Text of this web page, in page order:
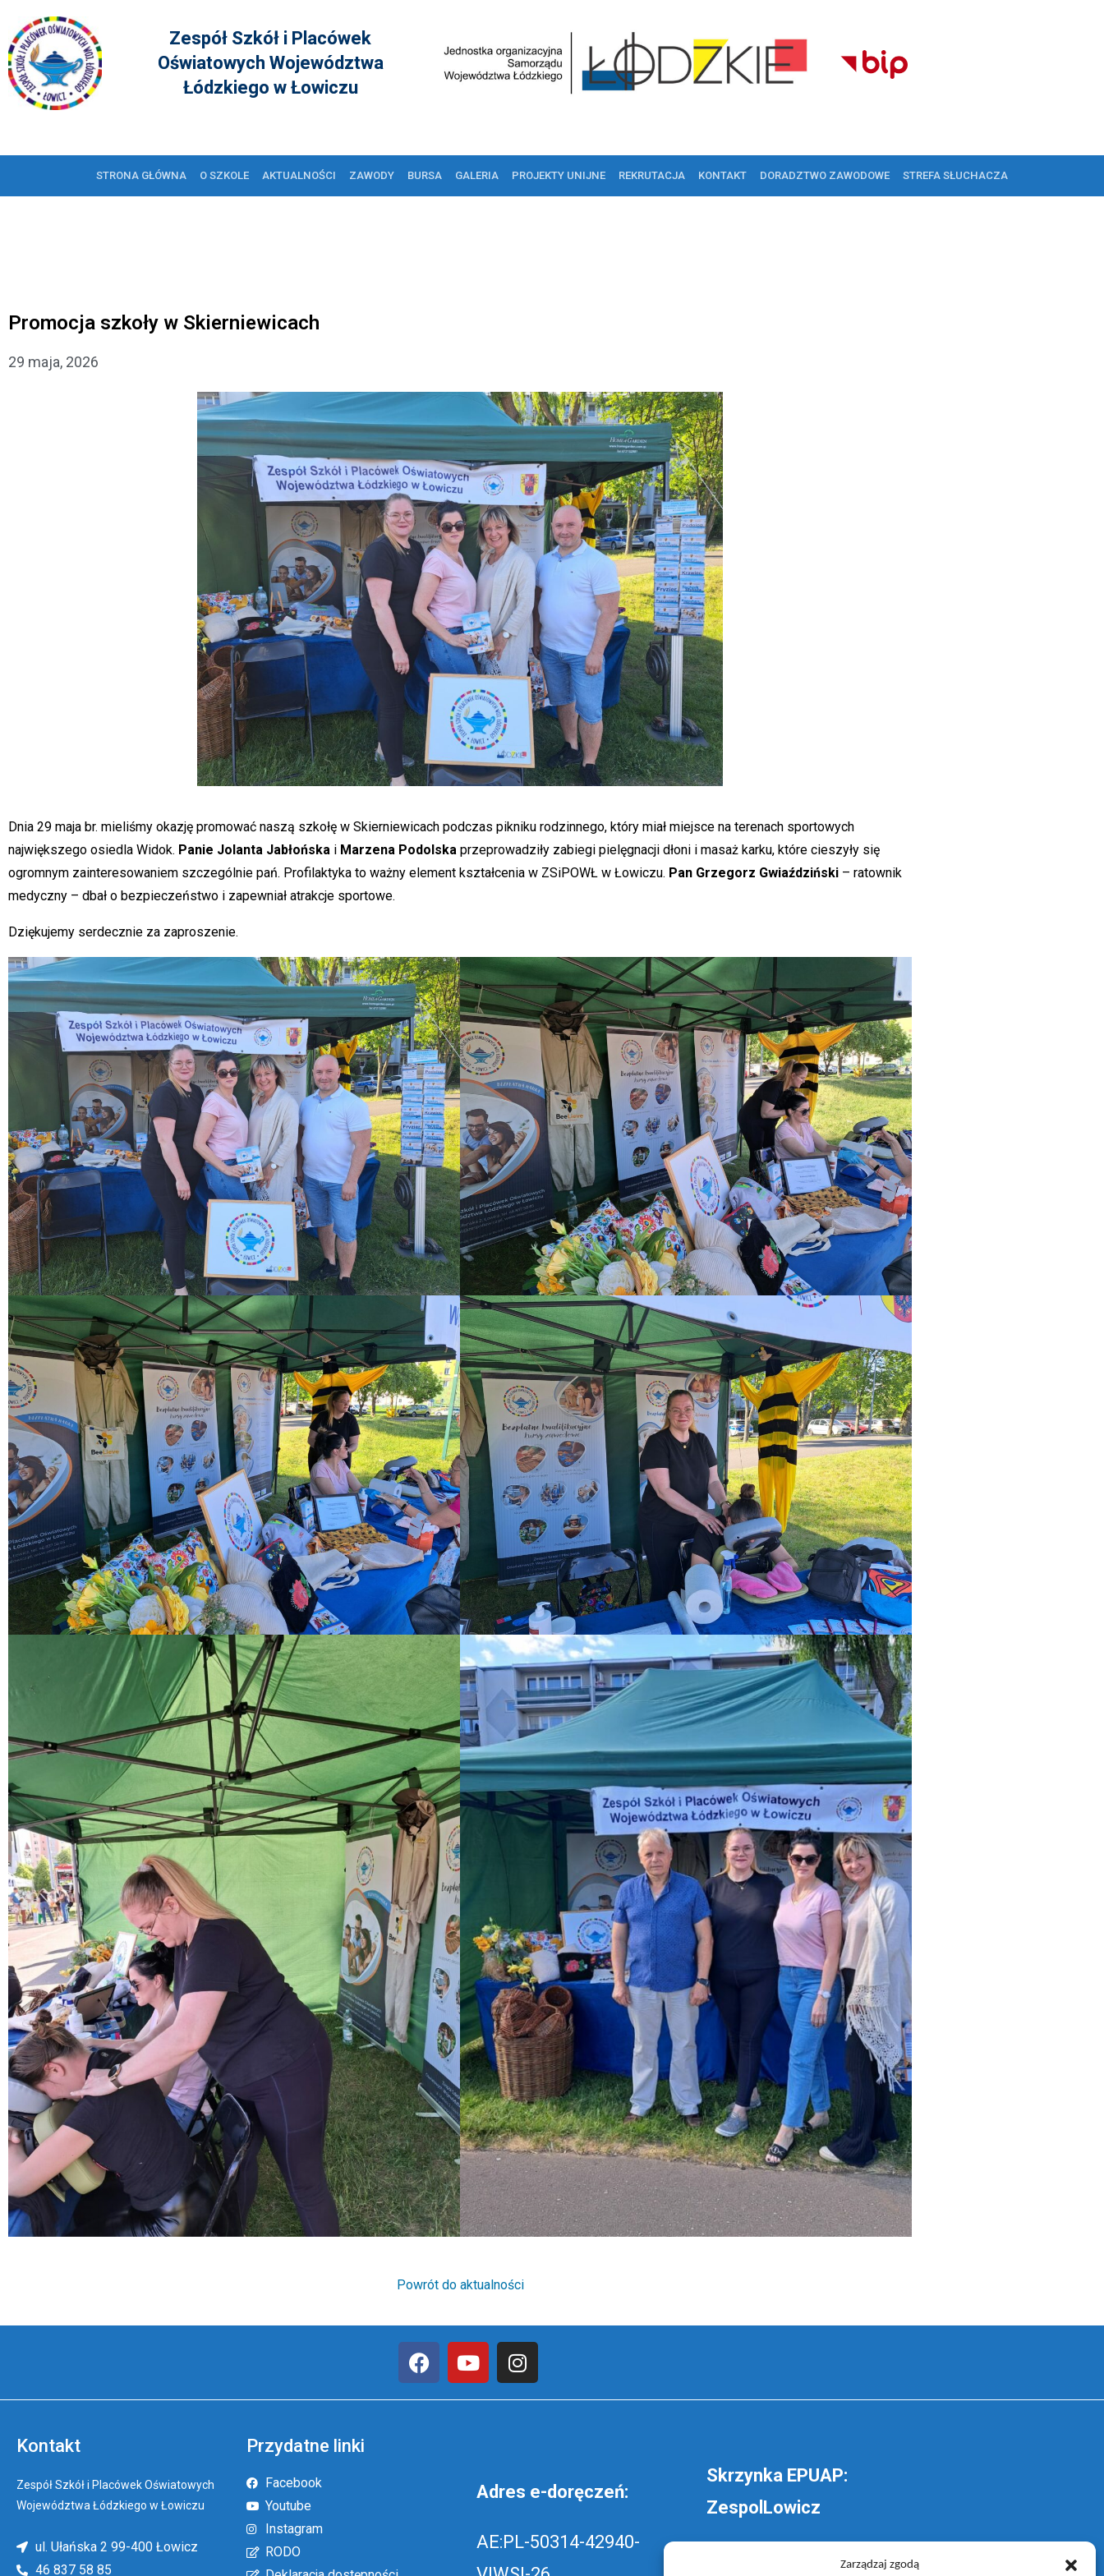
Zarządzaj zgodą
Zespół Szkół i Placówek
Oświatowych Województwa
Łódzkiego w Łowiczu
STRONA GŁÓWNA O SZKOLE AKTUALNOŚCI ZAWODY BURSA GALERIA PROJEKTY UNIJNE REKRUTACJA KONTAKT DORADZTWO ZAWODOWE STREFA SŁUCHACZA
Promocja szkoły w Skierniewicach
29 maja, 2026
Dnia 29 maja br. mieliśmy okazję promować naszą szkołę w Skierniewicach podczas pikniku rodzinnego, który miał miejsce na terenach sportowych
największego osiedla Widok. Panie Jolanta Jabłońska i Marzena Podolska przeprowadziły zabiegi pielęgnacji dłoni i masaż karku, które cieszyły się
ogromnym zainteresowaniem szczególnie pań. Profilaktyka to ważny element kształcenia w ZSiPOWŁ w Łowiczu. Pan Grzegorz Gwiaździński – ratownik
medyczny – dbał o bezpieczeństwo i zapewniał atrakcje sportowe.
Dziękujemy serdecznie za zaproszenie.
Powrót do aktualności
Kontakt
Zespół Szkół i Placówek Oświatowych
Województwa Łódzkiego w Łowiczu
ul. Ułańska 2 99-400 Łowicz
46 837 58 85
Przydatne linki
Facebook
Youtube
Instagram
RODO
Adres e-doręczeń:
AE:PL-50314-42940-
Skrzynka EPUAP:
ZespolLowicz
wyślij pismo ogólne do